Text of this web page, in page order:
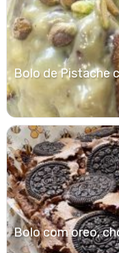
Bolo de Pistache
Bolo com oreo,